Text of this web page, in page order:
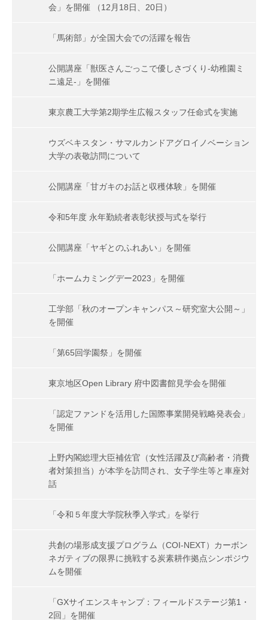
会」を開催 （12月18日、20日）
「馬術部」が全国大会での活躍を報告
公開講座「獣医さんごっこで優しさづくり-幼稚園ミ
ニ遠足-」を開催
東京農工大学第2期学生広報スタッフ任命式を実施
ウズベキスタン・サマルカンドアグロイノベーション
大学の表敬訪問について
公開講座「甘ガキのお話と収穫体験」を開催
令和5年度 永年勤続者表彰状授与式を挙行
公開講座「ヤギとのふれあい」を開催
「ホームカミングデー2023」を開催
工学部「秋のオープンキャンパス～研究室大公開～」
を開催
「第65回学園祭」を開催
東京地区Open Library 府中図書館見学会を開催
「認定ファンドを活用した国際事業開発戦略発表会」
を開催
上野内閣総理大臣補佐官（女性活躍及び高齢者・消費
者対策担当）が本学を訪問され、女子学生等と車座対
話
「令和５年度大学院秋季入学式」を挙行
共創の場形成支援プログラム（COI-NEXT）カーボン
ネガティブの限界に挑戦する炭素耕作拠点シンポジウ
ムを開催
「GXサイエンスキャンプ：フィールドステージ第1・
2回」を開催